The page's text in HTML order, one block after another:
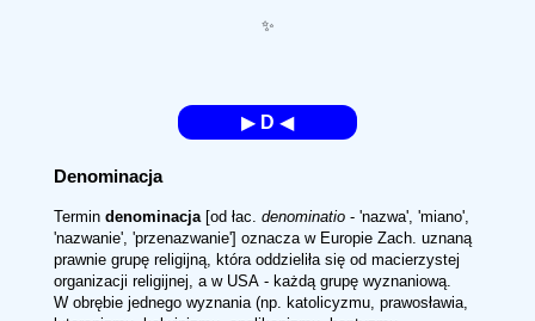
✨
▶ D ◀
Denominacja
Termin denominacja [od łac. denominatio - 'nazwa', 'miano',
'nazwanie', 'przenazwanie'] oznacza w Europie Zach. uznaną
prawnie grupę religijną, która oddzieliła się od macierzystej
organizacji religijnej, a w USA - każdą grupę wyznaniową.
W obrębie jednego wyznania (np. katolicyzmu, prawosławia,